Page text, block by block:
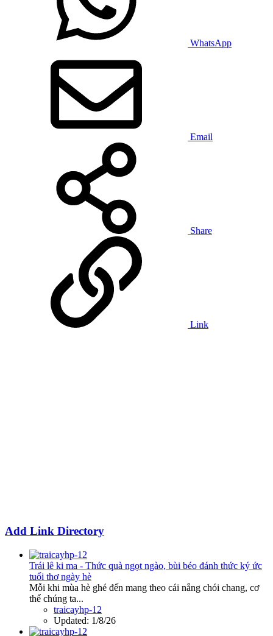
WhatsApp
Email
Share
Link
Add Link Directory
Trái lê ki ma - Thức quà ngọt ngào, bùi béo đánh thức ký ức
tuổi thơ ngày hè
Mỗi khi mùa hè ghé đến mang theo cái nắng chói chang, cơ
thể chúng ta...
traicayhp-12
Updated: 1/8/26